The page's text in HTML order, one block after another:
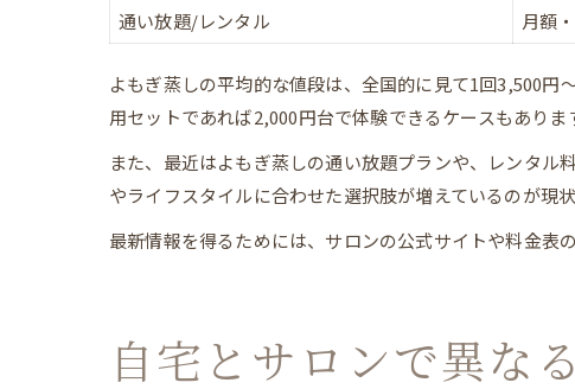
通い放題/レンタル
月額
よもぎ蒸しの平均的な値段は、全国的に見て1回3,500
用セットであれば2,000円台で体験できるケースもありま
また、最近はよもぎ蒸しの通い放題プランや、レンタ
やライフスタイルに合わせた選択肢が増えているのが現状
最新情報を得るためには、サロンの公式サイトや料金表
自宅とサロンで異な